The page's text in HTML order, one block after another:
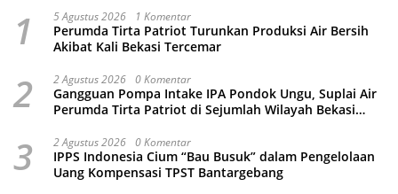
1 5 Agustus 2026 1 Komentar
Perumda Tirta Patriot Turunkan Produksi Air Bersih
Akibat Kali Bekasi Tercemar
2 2 Agustus 2026 0 Komentar
Gangguan Pompa Intake IPA Pondok Ungu, Suplai Air
Perumda Tirta Patriot di Sejumlah Wilayah Bekasi
3 2 Agustus 2026 0 Komentar
IPPS Indonesia Cium “Bau Busuk” dalam Pengelolaan
Uang Kompensasi TPST Bantargebang